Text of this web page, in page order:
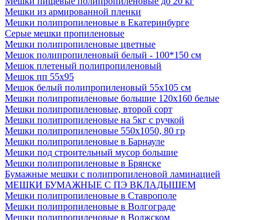
Мешки из армированной пленки
Мешки полипропиленовые в Екатеринбурге
Серые мешки пропиленовые
Мешки полипропиленовые цветные
Мешок полипропиленовый белый - 100*150 см
Мешок плетеный полипропиленовый
Мешок пп 55х95
Мешок белый полипропиленовый 55x105 см
Мешки полипропиленовые большие 120х160 белые
Мешки полипропиленовые, второй сорт
Мешки полипропиленовые на 5кг с ручкой
Мешки полипропиленовые 550х1050, 80 гр
Мешки полипропиленовые в Барнауле
Мешки под строительный мусор большие
Мешки полипропиленовые в Брянске
Бумажные мешки с полипропиленовой ламинацией
МЕШКИ БУМАЖНЫЕ С ПЭ ВКЛАДЫШЕМ
Мешки полипропиленовые в Ставрополе
Мешки полипропиленовые в Волгограде
Мешки полипропиленовые в Волжском